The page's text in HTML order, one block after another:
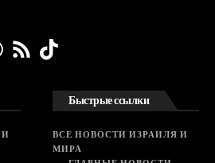
Быстрые ссылки
ВСЕ НОВОСТИ ИЗРАИЛЯ И
МИРА